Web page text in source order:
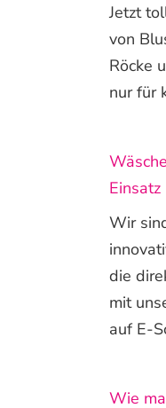
Jetzt
von
Röcke
nur für
Einsatz
Wir
die
mit
auf E-
Wie